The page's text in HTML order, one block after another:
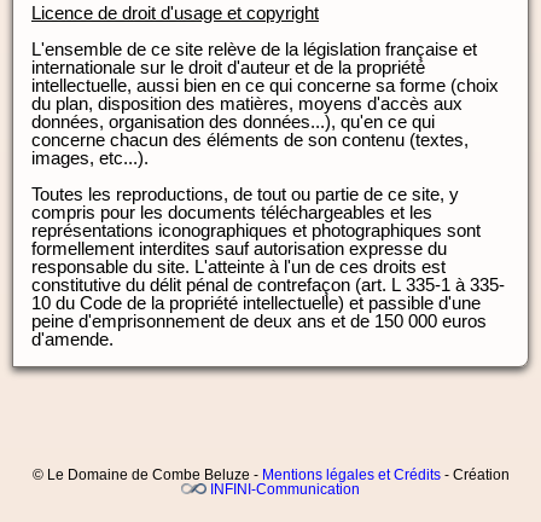
Licence de droit d'usage et copyright
L'ensemble de ce site relève de la législation française et
internationale sur le droit d'auteur et de la propriété
intellectuelle, aussi bien en ce qui concerne sa forme (choix
du plan, disposition des matières, moyens d'accès aux
données, organisation des données...), qu'en ce qui
concerne chacun des éléments de son contenu (textes,
images, etc...).
Toutes les reproductions, de tout ou partie de ce site, y
compris pour les documents téléchargeables et les
représentations iconographiques et photographiques sont
formellement interdites sauf autorisation expresse du
responsable du site. L'atteinte à l'un de ces droits est
constitutive du délit pénal de contrefaçon (art. L 335-1 à 335-
10 du Code de la propriété intellectuelle) et passible d'une
peine d'emprisonnement de deux ans et de 150 000 euros
d'amende.
© Le Domaine de Combe Beluze - Mentions légales et Crédits
INFINI-Communication